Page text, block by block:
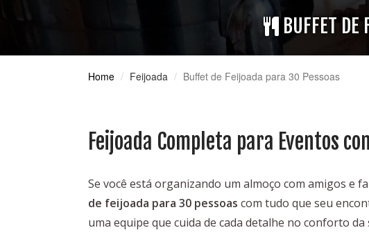
BUFFET DE
Home Feijoada Buffet de Feijoada para 30 Pessoas
Feijoada Completa para Eventos
Se você está organizando um almoço com amigos e
de feijoada para 30 pessoas com tudo que seu
uma equipe que cuida de cada detalhe no conforto